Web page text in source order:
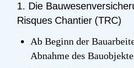
1. Die
Risques Chantier (TRC)
Ab Beginn der
Abnahme des